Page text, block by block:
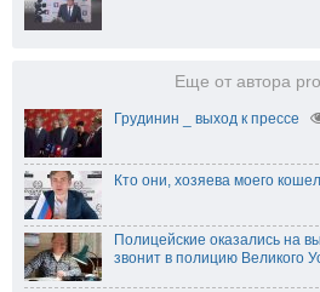
Еще от автора
Грудинин _ выход к прессе
Кто они, хозяева моего
Полицейские оказались на
звонит в полицию Великого